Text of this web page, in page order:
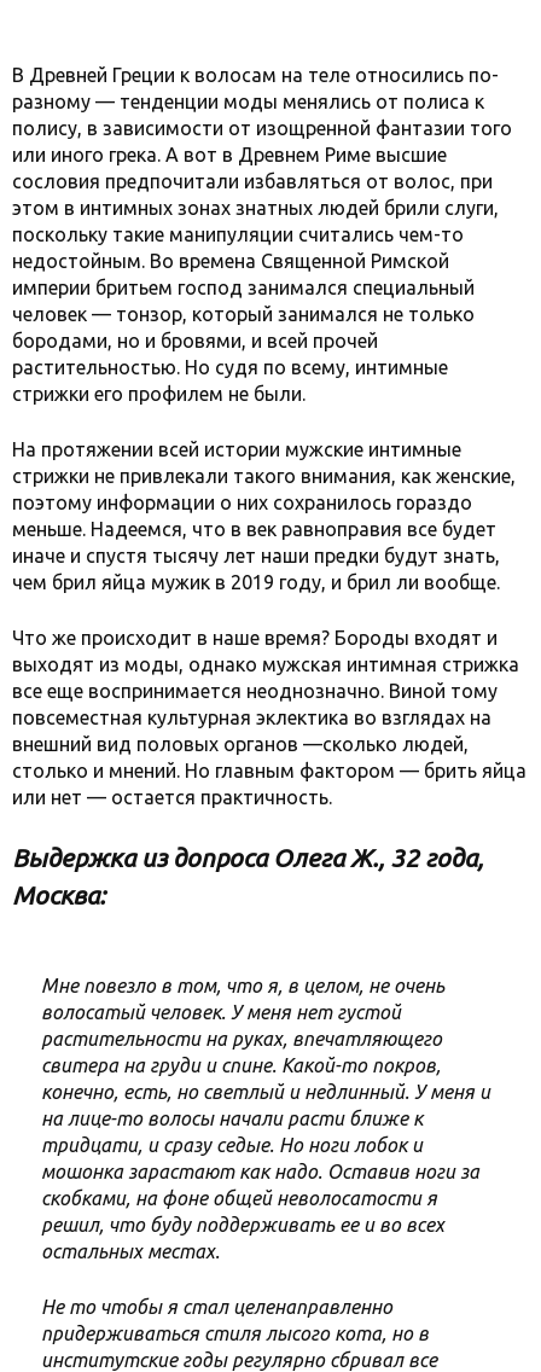
В Древней Греции к волосам на теле относились по-
разному — тенденции моды менялись от полиса к
полису, в зависимости от изощренной фантазии того
или иного грека. А вот в Древнем Риме высшие
сословия предпочитали избавляться от волос, при
этом в интимных зонах знатных людей брили слуги,
поскольку такие манипуляции считались чем-то
недостойным. Во времена Священной Римской
империи бритьем господ занимался специальный
человек — тонзор, который занимался не только
бородами, но и бровями, и всей прочей
растительностью. Но судя по всему, интимные
стрижки его профилем не были.
На протяжении всей истории мужские интимные
стрижки не привлекали такого внимания, как женские,
поэтому информации о них сохранилось гораздо
меньше. Надеемся, что в век равноправия все будет
иначе и спустя тысячу лет наши предки будут знать,
чем брил яйца мужик в 2019 году, и брил ли вообще.
Что же происходит в наше время? Бороды входят и
выходят из моды, однако мужская интимная стрижка
все еще воспринимается неоднозначно. Виной тому
повсеместная культурная эклектика во взглядах на
внешний вид половых органов —сколько людей,
столько и мнений. Но главным фактором — брить яйца
или нет — остается практичность.
Выдержка из допроса Олега Ж., 32 года,
Москва:
Мне повезло в том, что я, в целом, не очень
волосатый человек. У меня нет густой
растительности на руках, впечатляющего
свитера на груди и спине. Какой-то покров,
конечно, есть, но светлый и недлинный. У меня и
на лице-то волосы начали расти ближе к
тридцати, и сразу седые. Но ноги лобок и
мошонка зарастают как надо. Оставив ноги за
скобками, на фоне общей неволосатости я
решил, что буду поддерживать ее и во всех
остальных местах.
Не то чтобы я стал целенаправленно
придерживаться стиля лысого кота, но в
институтские годы регулярно сбривал все